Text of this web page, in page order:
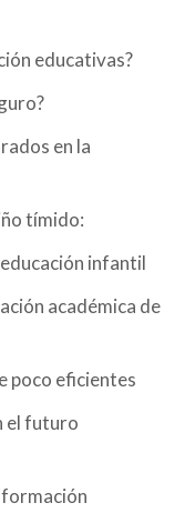
educativas?
en la
tímido:
infantil
académica de
poco eficientes
el futuro